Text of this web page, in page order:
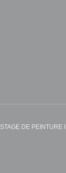
STAGE DE PEINTURE